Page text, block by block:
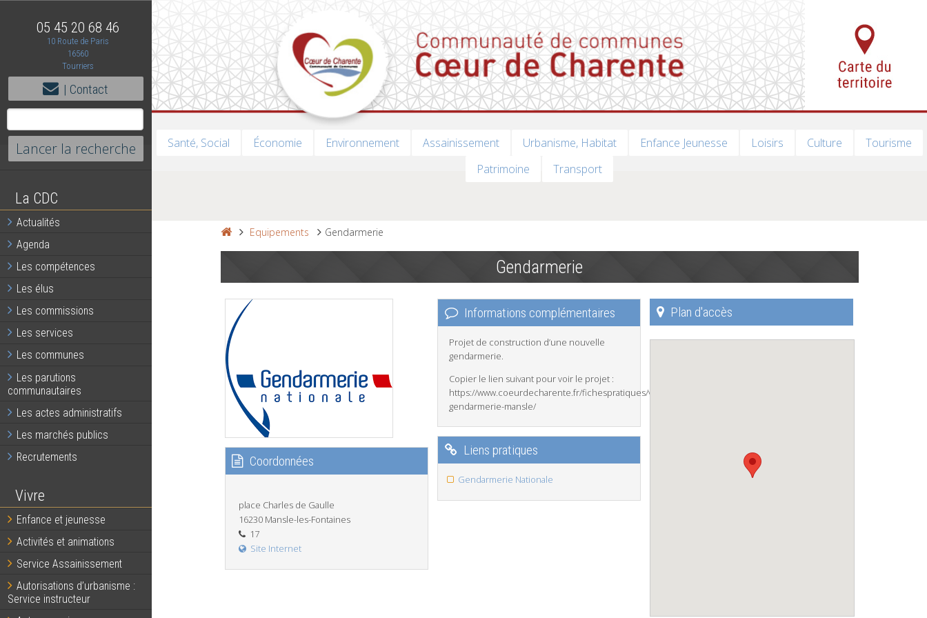
05 45 20 68 46
10 Route de Paris
16560
Tourriers
| Contact
La CDC
Actualités
Agenda
Les compétences
Les élus
Les commissions
Les services
Les communes
Les parutions
communautaires
Les actes administratifs
Les marchés publics
Recrutements
Vivre
Enfance et jeunesse
Activités et animations
Service Assainissement
Autorisations d’urbanisme :
Service instructeur
Santé, Social Économie Environnement Assainissement Urbanisme, Habitat Enfance Jeunesse Loisirs Culture
Tourisme
Patrimoine
Transport
Equipements Gendarmerie
Gendarmerie
Coordonnées
place Charles de Gaulle
16230 Mansle-les-Fontaines
17
Site Internet
Informations complémentaires
Projet de construction d’une nouvelle
gendarmerie.
Copier le lien suivant pour voir le projet :
https://www.coeurdecharente.fr/fichespratiques/vivre/services/construction-
gendarmerie-mansle/
Liens pratiques
Gendarmerie Nationale
Plan d'accès